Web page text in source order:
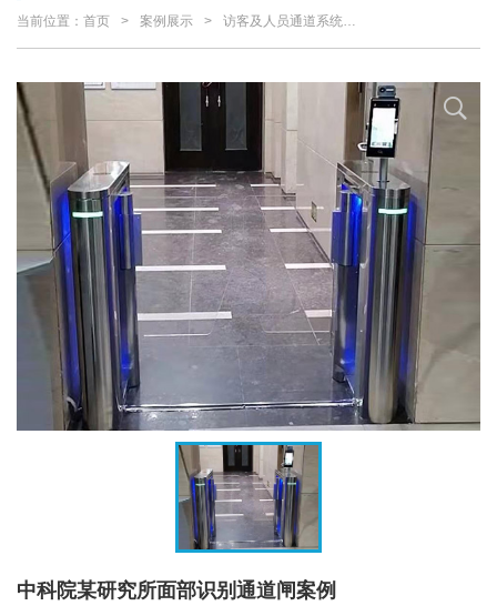
当前位置： 首页 案例展示 访客及人员通道系统案例
中科院某研究所面部识别通道闸案例